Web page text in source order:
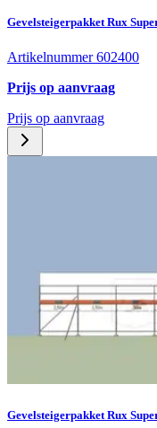
Gevelsteigerpakket Rux
Artikelnummer 602400
Prijs op aanvraag
Prijs op aanvraag
Gevelsteigerpakket Rux